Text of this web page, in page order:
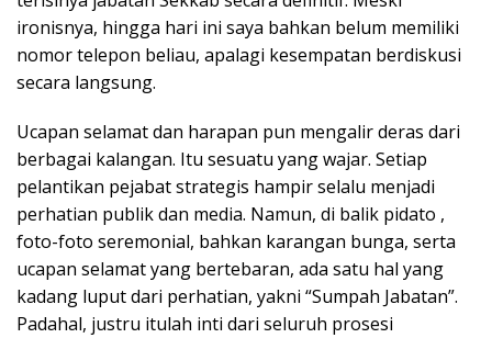
ironisnya, hingga hari ini saya bahkan belum memiliki
nomor telepon beliau, apalagi kesempatan berdiskusi
secara langsung.
Ucapan selamat dan harapan pun mengalir deras dari
berbagai kalangan. Itu sesuatu yang wajar. Setiap
pelantikan pejabat strategis hampir selalu menjadi
perhatian publik dan media. Namun, di balik pidato ,
foto-foto seremonial, bahkan karangan bunga, serta
ucapan selamat yang bertebaran, ada satu hal yang
kadang luput dari perhatian, yakni “Sumpah Jabatan”.
Padahal, justru itulah inti dari seluruh prosesi